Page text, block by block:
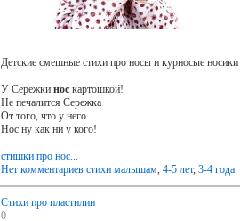
Детские смешные стихи про носы и курносые
У Сережкинос картошкой!
Не печалится Сережка
От того, что у него
Нос ну как ни у кого!
стишки про нос...
Нет комментариев стихи малышам,4-5 лет,3-4 года
Стихи про пластилин
0